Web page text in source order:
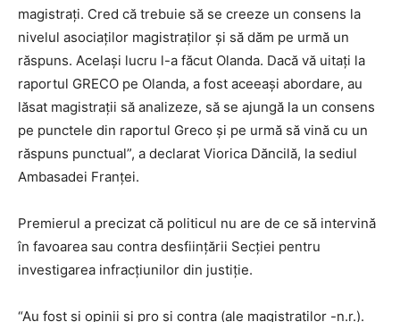
magistrați. Cred că trebuie să se creeze un consens la
nivelul asociaților magistraților și să dăm pe urmă un
răspuns. Același lucru l-a făcut Olanda. Dacă vă uitați la
raportul GRECO pe Olanda, a fost aceeași abordare, au
lăsat magistrații să analizeze, să se ajungă la un consens
pe punctele din raportul Greco și pe urmă să vină cu un
răspuns punctual”, a declarat Viorica Dăncilă, la sediul
Ambasadei Franței.
Premierul a precizat că politicul nu are de ce să intervină
în favoarea sau contra desființării Secției pentru
investigarea infracțiunilor din justiție.
“Au fost și opinii și pro și contra (ale magistraților -n.r.).